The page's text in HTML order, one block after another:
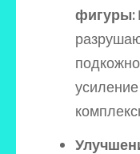
фигуры: